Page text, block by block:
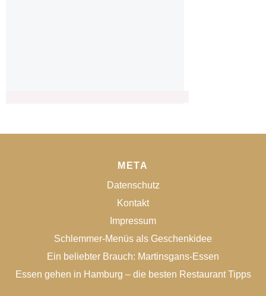
META
Datenschutz
Kontakt
Impressum
Schlemmer-Menüs als Geschenkidee
Ein beliebter Brauch: Martinsgans-Essen
Essen gehen in Hamburg – die besten Restaurant Tipps